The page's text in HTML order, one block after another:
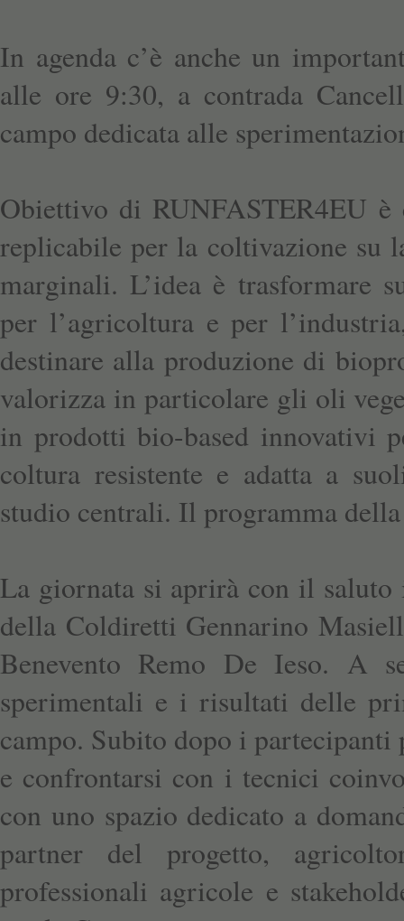
In agenda c’è anche un
alle ore 9:30, a contrada
campo dedicata alle
Obiettivo di RUNFASTER4EU è
replicabile per la coltivazione su
marginali. L’idea è trasformare
per l’agricoltura e per
destinare alla produzione di
valorizza in particolare gli oli
in prodotti bio-based innovativi
coltura resistente e adatta a
studio centrali. Il programma
La giornata si aprirà con il
della Coldiretti Gennarino
Benevento Remo De Ieso. A
sperimentali e i risultati delle
campo. Subito dopo i partecipanti
e confrontarsi con i tecnici
con uno spazio dedicato a
partner del progetto,
professionali agricole e